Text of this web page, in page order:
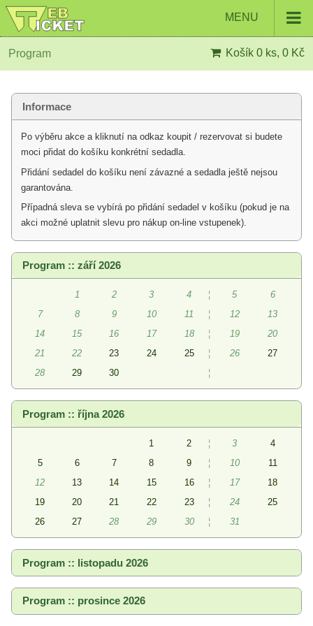
MENU
Program Košík 0 ks, 0 Kč
Informace
Po výběru akce a kliknutí na odkaz koupit / rezervovat si budete
moci přidat do košíku konkrétní sedadla.
Přidání sedadel do košíku není závazné a sedadla ještě nejsou
garantována.
Případná sleva se vybírá po přidání sedadel v košíku (pokud je na
akci možné uplatnit slevu pro nákup on-line vstupenek).
Program :: září 2026
1 2 3 4 ¦ 5
6
7
8 9 10 11 ¦ 12
13
14
15 16 17 18 ¦ 19
20
21
22 23 24 25 ¦ 26
27
28
29 30 ¦
Program :: října 2026
1 2 ¦ 3
4
5
6 7 8 9 ¦ 10
11
12
13 14 15 16 ¦ 17
18
19
20 21 22 23 ¦ 24
25
26
27 28 29 30 ¦ 31
Program :: listopadu 2026
Program :: prosince 2026